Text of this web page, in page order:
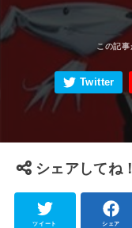
シェアしてね！
ツイート シェア